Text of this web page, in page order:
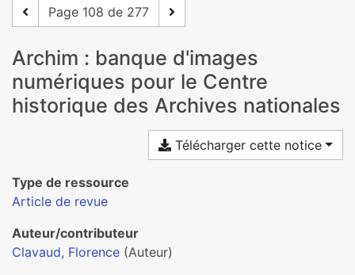
Page 108 de 277
Archim : banque d'images
numériques pour le Centre
historique des Archives nationales
Télécharger cette notice
Type de ressource
Article de revue
Auteur/contributeur
Clavaud, Florence (Auteur)